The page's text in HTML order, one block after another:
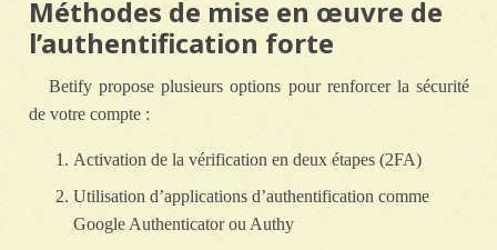
Méthodes de mise en œuvre de
l’authentification forte
Betify propose plusieurs options pour renforcer la sécurité
de votre compte :
Activation de la vérification en deux étapes (2FA)
Utilisation d’applications d’authentification comme
Google Authenticator ou Authy